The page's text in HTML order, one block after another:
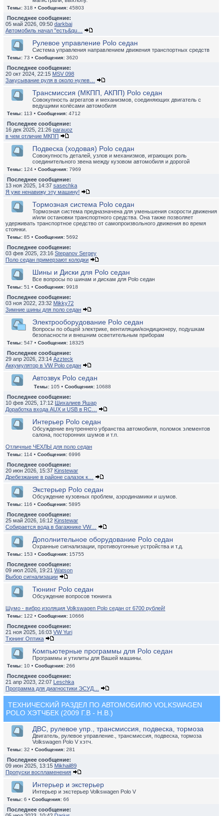
Темы: 318 • Сообщения: 45803
Последнее сообщение:
05 май 2026, 09:50 darkbai
Автомобиль начал "есть&qu…
Рулевое управление Polo седан
Система управления направлением движения транспортных средств
Темы: 73 • Сообщения: 3620
Последнее сообщение:
20 окт 2024, 22:15 MSV 098
Закусывание руля в около нулев…
Трансмиссия (МКПП, АКПП) Polo седан
Совокупность агрегатов и механизмов, соединяющих двигатель с
ведущими колёсами автомобиля
Темы: 113 • Сообщения: 4712
Последнее сообщение:
16 дек 2025, 21:26 parauoz
в чем отличие МКПП
Подвеска (ходовая) Polo седан
Совокупность деталей, узлов и механизмов, играющих роль
соединительного звена между кузовом автомобиля и дорогой
Темы: 124 • Сообщения: 7969
Последнее сообщение:
13 ноя 2025, 14:37 sasechka
Я уже ненавижу эту машину!
Тормозная система Polo седан
Тормозная система предназначена для уменьшения скорости движения
и/или остановки транспортного средства. Она также позволяет
удерживать транспортное средство от самопроизвольного движения во время
стоянки.
Темы: 85 • Сообщения: 5692
Последнее сообщение:
03 фев 2025, 23:16 Stepanov Sergey
Поло седан примерзают колодки
Шины и Диски для Polo седан
Все вопросы по шинам и дискам для Polo седан
Темы: 51 • Сообщения: 9918
Последнее сообщение:
03 ноя 2022, 23:32 Mikky72
Зимние шины для поло седан
Электрооборудование Polo седан
Вопросы по общей электрике, вентиляции/кондиционеру, подушкам
безопасности и внешним осветительным приборам
Темы: 547 • Сообщения: 18325
Последнее сообщение:
29 апр 2026, 23:14 Azzteck
Аккумулятор в VW Polo седан
Автозвук Polo седан
Темы: 105 • Сообщения: 10688
Последнее сообщение:
10 фев 2025, 17:12 Шихалиев Яшар
Доработка входа AUX и USB в RC…
Интерьер Polo седан
Обсуждение внутреннего убранства автомобиля, поломок элементов
салона, посторонних шумов и т.п.
Отличные ЧЕХЛЫ для поло седан
Темы: 114 • Сообщения: 6996
Последнее сообщение:
20 июн 2026, 15:37 Kinstewar
Дребезжание в районе салазок к…
Экстерьер Polo седан
Обсуждение кузовных проблем, аэродинамики и шумов.
Темы: 116 • Сообщения: 5895
Последнее сообщение:
25 май 2026, 16:12 Kinstewar
Собирается вода в багажнике VW…
Дополнительное оборудование Polo седан
Охранные сигнализации, противоугонные устройства и т.д.
Темы: 153 • Сообщения: 15755
Последнее сообщение:
09 июл 2026, 19:21 Watson
Выбор сигнализации
Тюнинг Polo седан
Обсуждение вопросов тюнинга
Шумо - вибро изоляция Volkswagen Polo седан от 6700 рублей!
Темы: 122 • Сообщения: 10666
Последнее сообщение:
21 ноя 2025, 16:03 VW Yuri
Тюнинг Оптика
Компьютерные программы для Polo седан
Программы и утилиты для Вашей машины.
Темы: 10 • Сообщения: 266
Последнее сообщение:
21 апр 2023, 22:07 Leschka
Программа для диагностики ЭСУД…
ТЕХНИЧЕСКИЙ РАЗДЕЛ ПО АВТОМОБИЛЮ VOLKSWAGEN
POLO ХЭТЧБЕК (2009 Г.В - Н.В.)
ДВС, рулевое упр., трансмиссия, подвеска, тормоза
Двигатель, рулевое управление., трансмиссия, подвеска, тормоза
Volkswagen Polo V хэтч.
Темы: 32 • Сообщения: 281
Последнее сообщение:
09 июн 2025, 13:15 Mikhail89
Пропуски воспламенения
Интерьер и экстерьер
Интерьер и экстерьер Volkswagen Polo V
Темы: 6 • Сообщения: 66
Последнее сообщение: